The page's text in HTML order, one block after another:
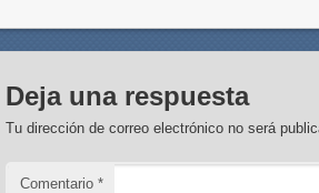
Deja una respuesta
Tu dirección de correo electrónico no será
Comentario*